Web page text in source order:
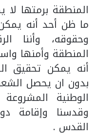
المنطقة برمتها لا
ما ظن أحد أنه
وحقوقه، وأننا
المنطقة وأمنها
أنه يمكن تحقيق
بدون ان يحصل
الوطنية
وقدسنا وإقامة
القدس .